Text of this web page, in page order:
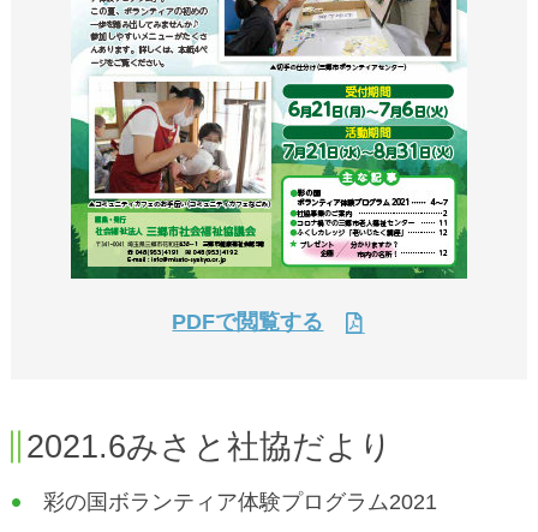
PDFで閲覧する
2021.6みさと社協だより
彩の国ボランティア体験プログラム2021